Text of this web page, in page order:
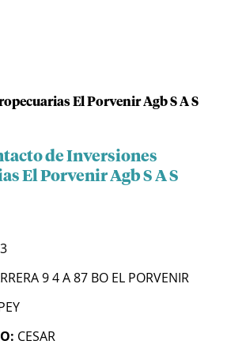
El Porvenir Agb S A S
de Inversiones
El Porvenir Agb S A S
9 4 A 87 BO EL PORVENIR
CESAR